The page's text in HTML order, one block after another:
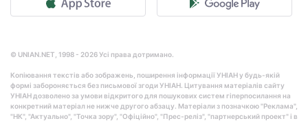
© UNIAN.NET, 1998 - 2026 Усі права дотримано.
Копіювання текстів або зображень, поширення інформації УНІАН у будь-якій
формі забороняється без письмової згоди УНІАН. Цитування матеріалів сайту
УНІАН дозволено за умови відкритого для пошукових систем гіперпосилання на
конкретний матеріал не нижче другого абзацу. Матеріали з позначкою "Реклама",
"НК", "Актуально", "Точка зору", "Офіційно", "Прес-реліз", "партнерський проект" і в